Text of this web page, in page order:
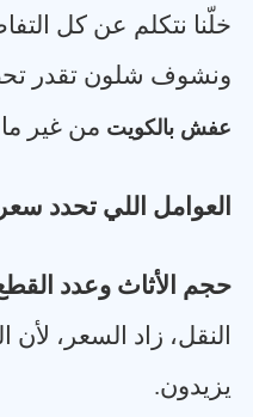
خلّنا نتكلم عن كل
ونشوف شلون تقدر
عفش بالكويت من غير
العوامل اللي تحدد
حجم الأثاث وعدد
النقل، زاد السعر، لأن
يزيدون.